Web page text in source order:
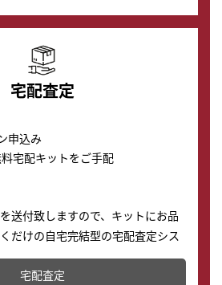
宅配査定
申込み
宅配キットをご手配
送付致しますので、キットにお品
だけの自宅完結型の宅配査定シス
査定・買取に出すことが可能で
宅配査定